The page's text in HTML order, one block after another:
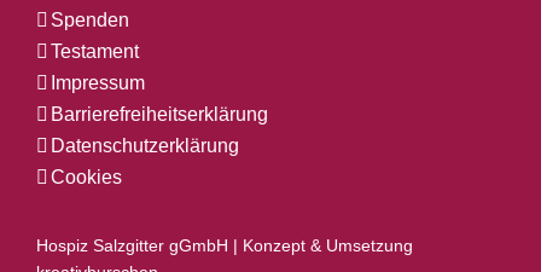
Spenden
Testament
Impressum
Barrierefreiheitserklärung
Datenschutzerklärung
Cookies
Hospiz Salzgitter gGmbH | Konzept & Umsetzung